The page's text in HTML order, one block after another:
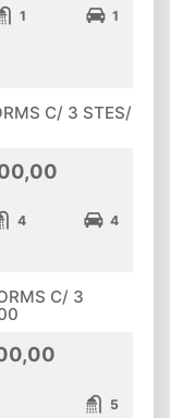
1 1
C/ 3 STES/
4 4
C/ 3
5